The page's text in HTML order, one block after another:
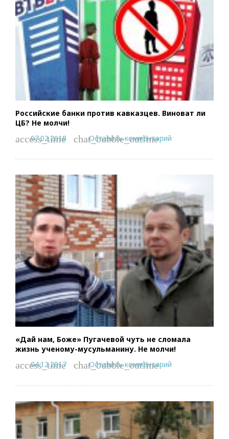
Российские банки против кавказцев. Виноват ли
ЦБ? Не молчи!
access_time
07.02.2018 chat_bubble_outline
Оставить комментарий
«Дай нам, Боже» Пугачевой чуть не сломала
жизнь ученому-мусульманину. Не молчи!
access_time
04.12.2017 chat_bubble_outline
Оставить комментарий